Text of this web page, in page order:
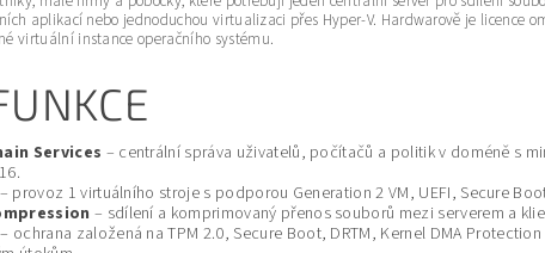
aplikací nebo jednoduchou virtualizaci přes Hyper-V. Hardwarově je licence
virtuální instance operačního systému.
Services – centrální správa uživatelů, počítačů a politik v doméně s
– provoz 1 virtuálního stroje s podporou Generation 2 VM, UEFI, Secure
– sdílení a komprimovaný přenos souborů mezi serverem a
– ochrana založená na TPM 2.0, Secure Boot, DRTM, Kernel DMA